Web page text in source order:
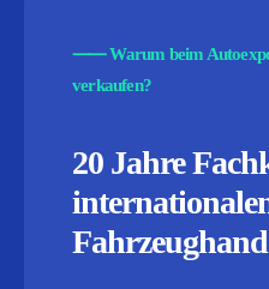
⸺Warum beim
verkaufen?
20 Jahre